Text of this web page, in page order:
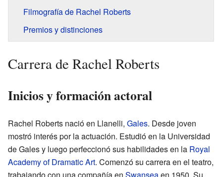
Filmografía de Rachel Roberts
Premios y distinciones
Carrera de Rachel Roberts
Inicios y formación actoral
Rachel Roberts nació en Llanelli, Gales. Desde joven
mostró interés por la actuación. Estudió en la Universidad
de Gales y luego perfeccionó sus habilidades en la Royal
Academy of Dramatic Art. Comenzó su carrera en el teatro,
trabajando con una compañía en Swansea en 1950. Su